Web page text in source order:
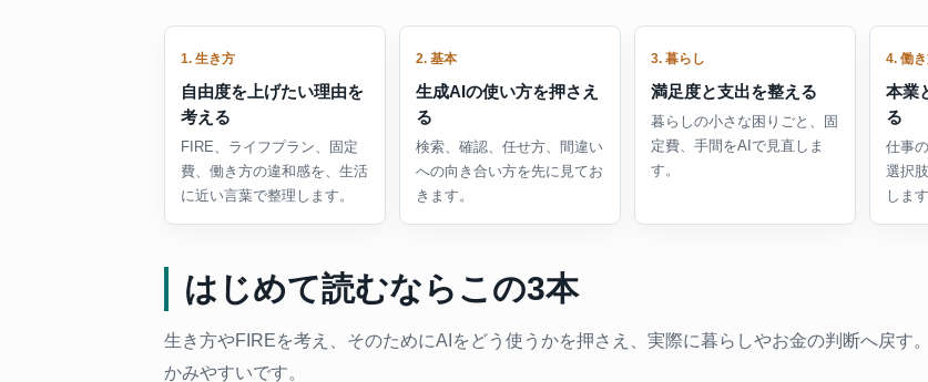
1. 生き方
自由度を上げたい理由を
考える
FIRE、ライフプラン、固定
費、働き方の違和感を、生活
に近い言葉で整理します。
2. 基本
生成AIの使い方を押さえ
る
検索、確認、任せ方、間違い
への向き合い方を先に見てお
きます。
3. 暮らし
満足度と支出を整える
暮らしの小さな困りごと、固
定費、手間をAIで見直しま
す。
4. 働
本業
る
仕事
選択
します
はじめて読むならこの3本
生き方やFIREを考え、そのためにAIをどう使うかを押さえ、実際に暮らしやお金の判断へ戻す
かみやすいです。